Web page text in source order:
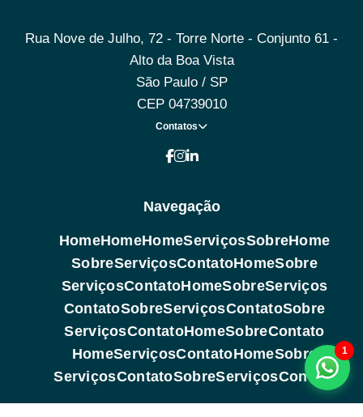
Rua Nove de Julho, 72 - Torre Norte - Conjunto 61 -
Alto da Boa Vista
São Paulo / SP
CEP 04739010
Contatos
Navegação
HomeHomeHomeServiçosSobreHome
SobreServiçosContatoHomeSobre
ServiçosContatoHomeSobreServiços
ContatoSobreServiçosContatoSobre
ServiçosContatoHomeSobreContato
HomeServiçosContatoHomeSobre
ServiçosContatoSobreServiçosContato
1